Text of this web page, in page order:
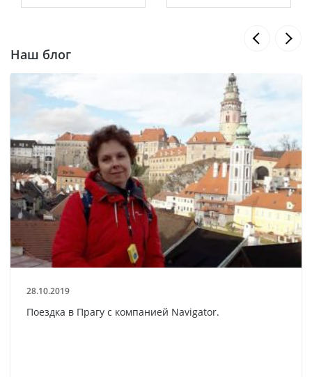
Наш блог
28.10.2019
Поездка в Прагу с компанией Navigator.